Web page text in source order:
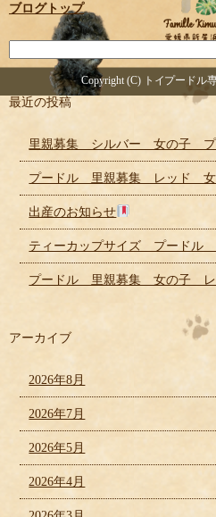
Copyright (C) トイプードル
ブログトップ
最近の投稿
里親募集 シルバー 女の子
プードル 里親募集 レッド
出産のお知らせ
ティーカップサイズ プード
プードル 里親募集 女の子
アーカイブ
2026年8月
2026年7月
2026年5月
2026年4月